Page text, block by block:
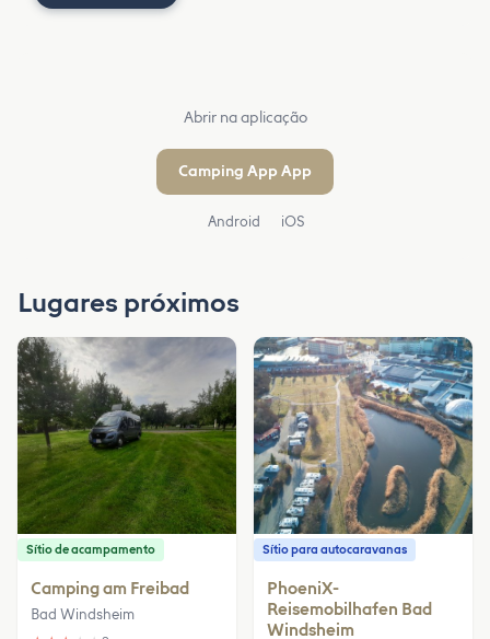
Abrir na aplicação
Camping App App
Android iOS
Lugares próximos
Sítio de acampamento
Camping am Freibad
Bad Windsheim
Sítio para autocaravanas
PhoeniX-
Reisemobilhafen Bad
Windsheim